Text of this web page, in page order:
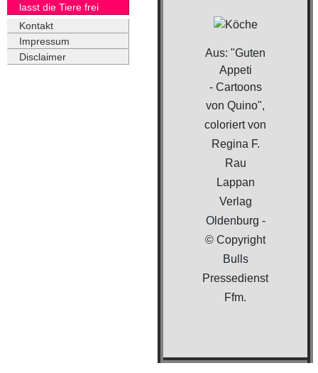
lasst die Tiere frei
Kontakt
Impressum
Disclaimer
Aus: "Guten
Appeti
- Cartoons
von Quino",
coloriert von
Regina F.
Rau
Lappan
Verlag
Oldenburg -
© Copyright
Bulls
Pressedienst
Ffm.